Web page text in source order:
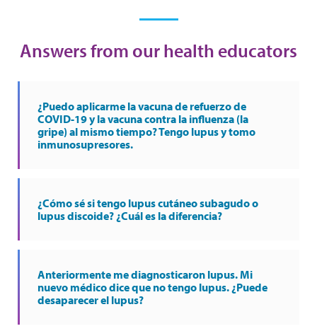
Answers from our health educators
¿Puedo aplicarme la vacuna de refuerzo de
COVID-19 y la vacuna contra la influenza (la
gripe) al mismo tiempo? Tengo lupus y tomo
inmunosupresores.
¿Cómo sé si tengo lupus cutáneo subagudo o
lupus discoide? ¿Cuál es la diferencia?
Anteriormente me diagnosticaron lupus. Mi
nuevo médico dice que no tengo lupus. ¿Puede
desaparecer el lupus?